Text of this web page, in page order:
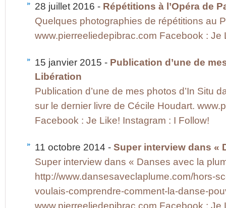
28 juillet 2016 - Répétitions à l’Opéra de
Quelques photographies de répétitions au
www.pierreeliedepibrac.com Facebook : Je
15 janvier 2015 - Publication d’une de
Libération
Publication d’une de mes photos d’In Situ
sur le dernier livre de Cécile Houdart.
Facebook : Je Like! Instagram : I Follow!
11 octobre 2014 - Super interview dans «
Super interview dans « Danses avec la
http://www.dansesaveclaplume.com/hors-
voulais-comprendre-comment-la-danse-
www.pierreeliedepibrac.com Facebook : Je